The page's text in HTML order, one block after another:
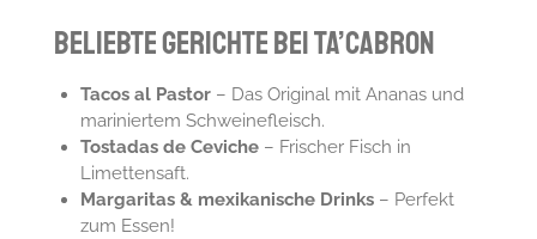
Beliebte Gerichte bei Ta’Cabron
Tacos al Pastor – Das Original mit Ananas und
mariniertem Schweinefleisch.
Tostadas de Ceviche – Frischer Fisch in
Limettensaft.
Margaritas & mexikanische Drinks – Perfekt
zum Essen!